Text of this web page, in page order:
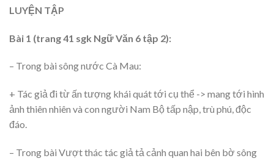
LUYỆN TẬP
Bài 1 (trang 41 sgk Ngữ Văn 6 tập 2):
– Trong bài sông nước Cà Mau:
+ Tác giả đi từ ấn tượng khái quát tới cụ thể -> mang tới hình
ảnh thiên nhiên và con người Nam Bộ tấp nập, trù phú, độc
đáo.
– Trong bài Vượt thác tác giả tả cảnh quan hai bên bờ sông